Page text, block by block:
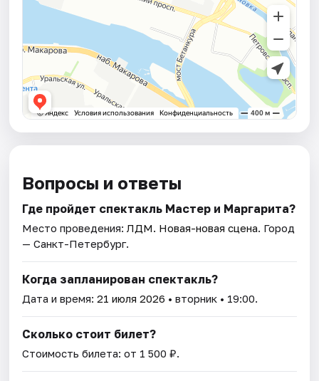
Вопросы и ответы
Где пройдет спектакль Мастер и Маргарита?
Место проведения:ЛДМ. Новая-новая сцена. Город
— Санкт-Петербург.
Когда запланирован спектакль?
Дата и время:21 июля 2026 • вторник • 19:00.
Сколько стоит билет?
Стоимость билета: от 1 500 ₽.